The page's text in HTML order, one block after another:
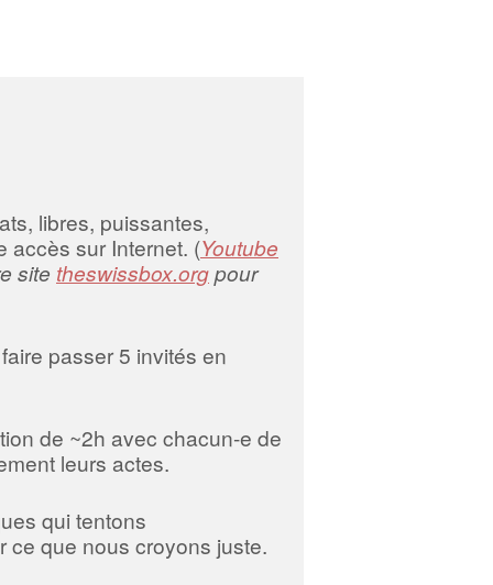
libres, puissantes,
accès sur Internet. (Youtube
site theswissbox.orgpour
passer 5 invités en
de ~2h avec chacun-e de
leurs actes.
qui tentons
ce que nous croyons juste.